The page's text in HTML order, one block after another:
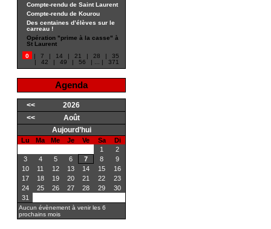
Compte-rendu de Saint Laurent
Compte-rendu de Kourou
Des centaines d’élèves sur le
carreau !
Opération "prime à la casse" à
St Laurent
0
| 7 | 14 | 21 | 28 |
35
|
42 | 49 | 56 | | 371
Agenda
<<
2026
<<
Août
Aujourd’hui
Lu Ma Me Je Ve Sa
Di
1
2
3
4 5 6 7 8
9
10
11 12 13 14 15
16
17
18 19 20 21 22
23
24
25 26 27 28 29
30
31
Aucun évènement à venir les 6
prochains mois